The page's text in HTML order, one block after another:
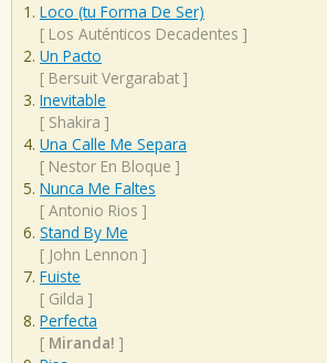
Loco (tu Forma De Ser)
[ Los Auténticos Decadentes ]
Un Pacto
[ Bersuit Vergarabat ]
Inevitable
[ Shakira ]
Una Calle Me Separa
[ Nestor En Bloque ]
Nunca Me Faltes
[ Antonio Rios ]
Stand By Me
[ John Lennon ]
Fuiste
[ Gilda ]
Perfecta
[ Miranda! ]